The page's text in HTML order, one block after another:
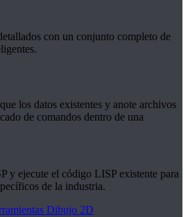
con un conjunto completo de
los datos existentes y anote archivos
de comandos dentro de una
y ejecute el código LISP existente para
de la industria.
Dibujo 2D